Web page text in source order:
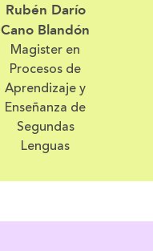
Rubén Darío
Cano Blandón
Magister en
Procesos de
Aprendizaje y
Enseñanza de
Segundas
Lenguas